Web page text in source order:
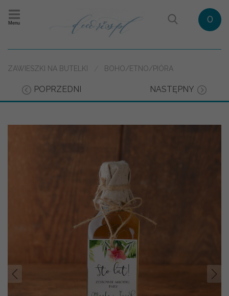
Menu 0
ZAWIESZKI NA BUTELKI BOHO/ETNO/PIÓRA
POPRZEDNI NASTĘPNY
Prev